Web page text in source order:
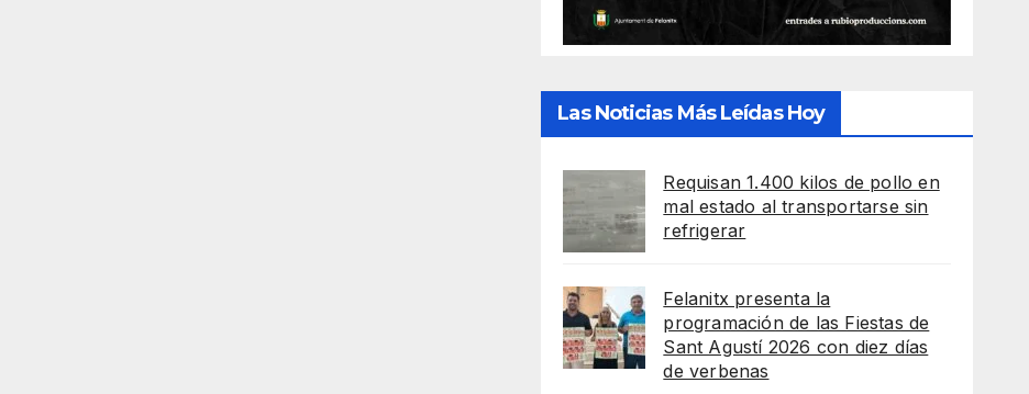
Las Noticias Más Leídas Hoy
Requisan 1.400 kilos de pollo en
mal estado al transportarse sin
refrigerar
Felanitx presenta la
programación de las Fiestas de
Sant Agustí 2026 con diez días
de verbenas